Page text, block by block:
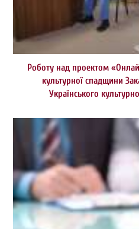
Роботу над проектом
культурної спадщини
Українського